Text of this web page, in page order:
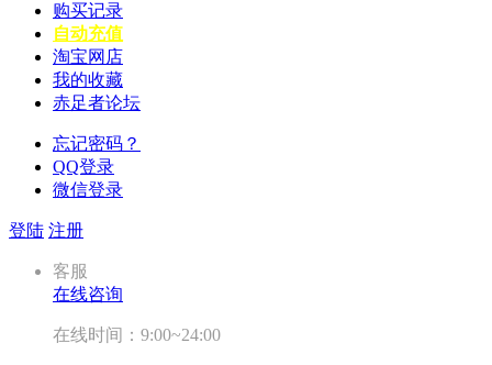
购买记录
自动充值
淘宝网店
我的收藏
赤足者论坛
忘记密码？
QQ登录
微信登录
登陆 注册
客服
在线咨询
在线时间：9:00~24:00